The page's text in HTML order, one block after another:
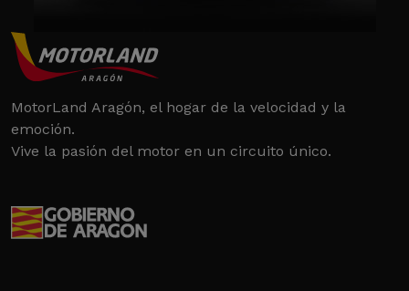
MotorLand Aragón, el hogar de la velocidad y la
emoción.
Vive la pasión del motor en un circuito único.